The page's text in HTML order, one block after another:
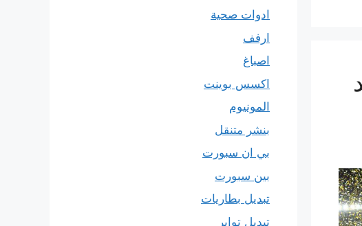
ادوات صحية
ارفف
اصباغ
اكسس بوينت
المونيوم
بنشر متنقل
بي ان سبورت
بين سبورت
تبديل بطاريات
تبديل تواير